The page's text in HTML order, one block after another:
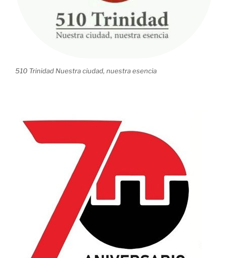
510 Trinidad Nuestra ciudad, nuestra esencia